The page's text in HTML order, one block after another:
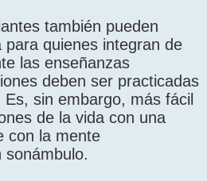
también pueden
quienes integran de
las enseñanzas
deben ser practicadas
sin embargo, más fácil
de la vida con una
con la mente
sonámbulo.